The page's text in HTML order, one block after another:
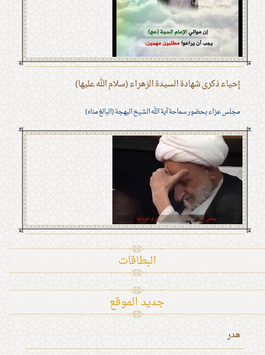
إحياء ذكرى شهادة السيدة الزهراء (سلام الله عليها)
مجلس عزاء بحضور سماحة آية الله الشيخ البهجة (البالغ مناه)
البطاقات
جديد الموقع
هدر